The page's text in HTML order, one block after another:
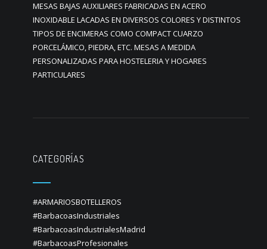
MESAS BAJAS AUXILIARES FABRICADAS EN ACERO
INOXIDABLE LACADAS EN DIVERSOS COLORES Y DISTINTOS
TIPOS DE ENCIMERAS COMO COMPACT CUARZO
PORCELÁMICO, PIEDRA, ETC. MESAS A MEDIDA
PERSONALIZADAS PARA HOSTELERIA Y HOGARES
PARTICULARES
CATEGORÍAS
#ARMARIOSBOTELLEROS
#BarbacoasIndustriales
#BarbacoasIndustrialesMadrid
#BarbacoasProfesionales